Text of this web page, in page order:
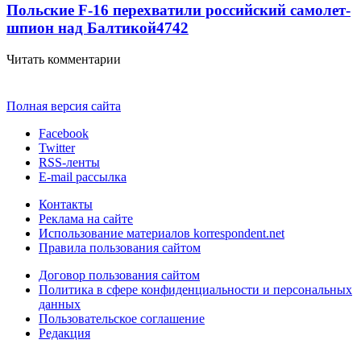
Польские F-16 перехватили российский самолет-
шпион над Балтикой4742
Читать комментарии
Полная версия сайта
Facebook
Twitter
RSS-ленты
E-mail рассылка
Контакты
Реклама на сайте
Использование материалов korrespondent.net
Правила пользования сайтом
Договор пользования сайтом
Политика в сфере конфиденциальности и персональных
данных
Пользовательское соглашение
Редакция